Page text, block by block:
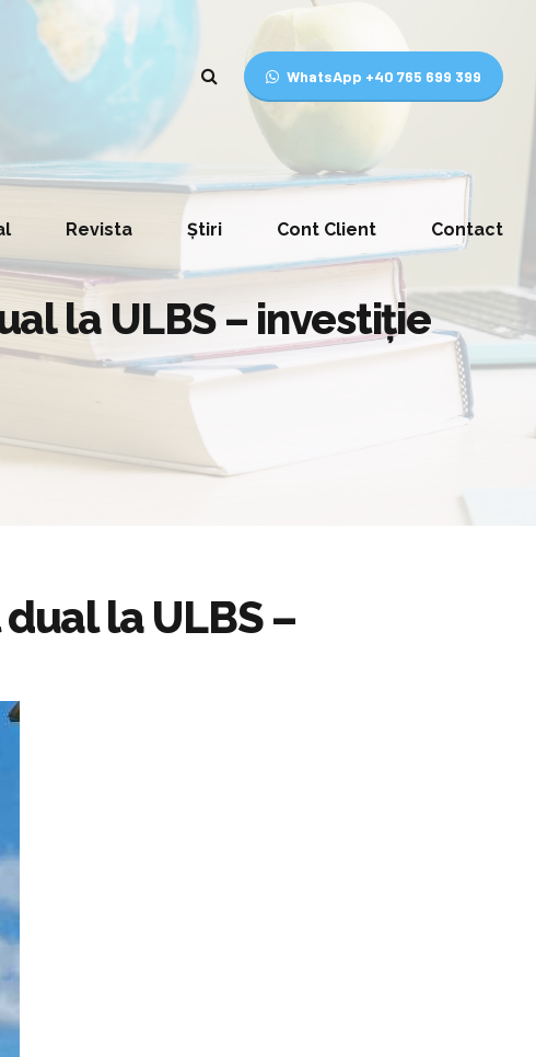
WhatsApp +40 765 699 399
Revista Știri Cont Client Contact
la ULBS – investiție
la ULBS –